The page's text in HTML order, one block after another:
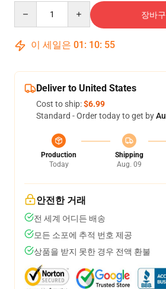
장바
이 세일은 01 : 10: 54
Deliver to United States
Cost to ship:$6.99
Standard - Order today to get by
Production
Today
Shipping
Aug. 09
안전한 거래
전 세계 어디든 배송
모든 소포에 추적 번호 제공
상품을 받지 못한 경우 전액 환불